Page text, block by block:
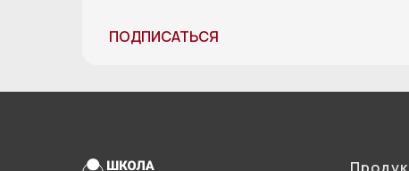
ПОДПИСАТЬСЯ